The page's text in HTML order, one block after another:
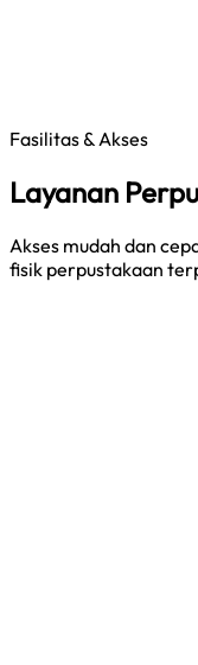
Fasilitas & Akses
Layanan
Akses mudah dan
fisik perpustakaan